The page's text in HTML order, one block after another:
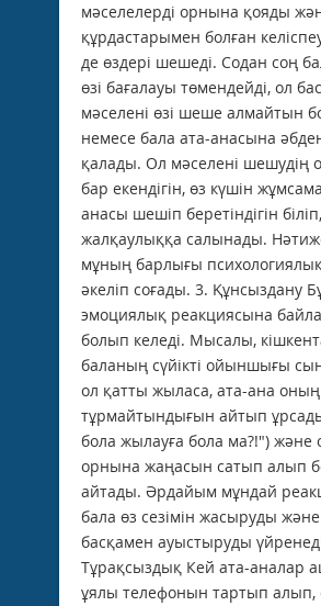
мәселелерді орнына қояды
құрдастарымен болған
де өздері шешеді. Содан соң
өзі бағалауы төмендейді, ол
мәселені өзі шеше алмайтын
немесе бала ата-анасына
қалады. Ол мәселені шешудің
бар екендігін, өз күшін
анасы шешіп беретіндігін біліп,
жалқаулыққа салынады.
мұның барлығы
әкеліп соғады. 3. Құнсыздану
эмоциялық реакциясына
болып келеді. Мысалы,
баланың сүйікті ойыншығы
ол қатты жыласа, ата-ана оның
тұрмайтындығын айтып
бола жылауға бола ма?!") және
орнына жаңасын сатып алып
айтады. Әрдайым мұндай
бала өз сезімін жасыруды
басқамен ауыстыруды
Тұрақсыздық Кей ата-аналар
ұялы телефонын тартып